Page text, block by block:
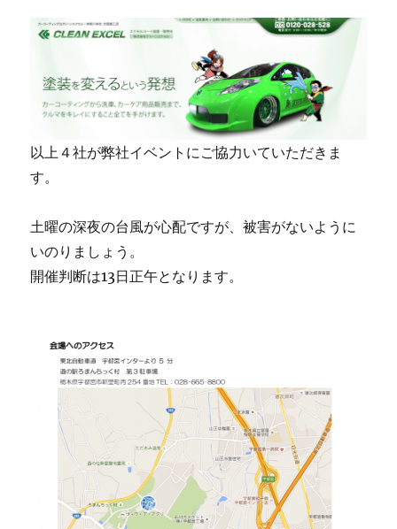
以上４社が弊社イベントにご協力いていただきま
す。
土曜の深夜の台風が心配ですが、被害がないように
いのりましょう。
開催判断は13日正午となります。